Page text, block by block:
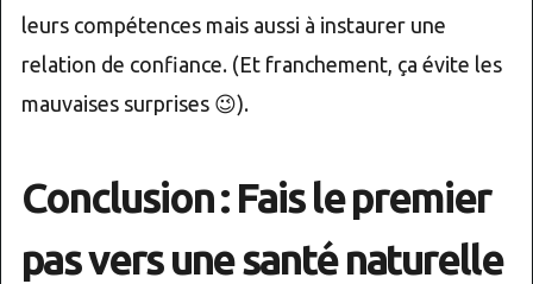
leurs compétences mais aussi à instaurer une
relation de confiance. (Et franchement, ça évite les
mauvaises surprises 😉).
Conclusion : Fais le premier
pas vers une santé naturelle